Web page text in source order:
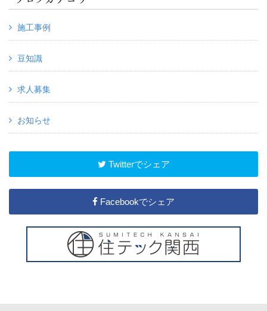
施工事例
豆知識
求人募集
お知らせ
Twitterでシェア
Facebookでシェア